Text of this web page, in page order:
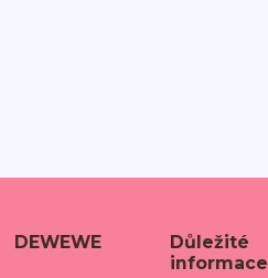
DEWEWE
Důležité
informace